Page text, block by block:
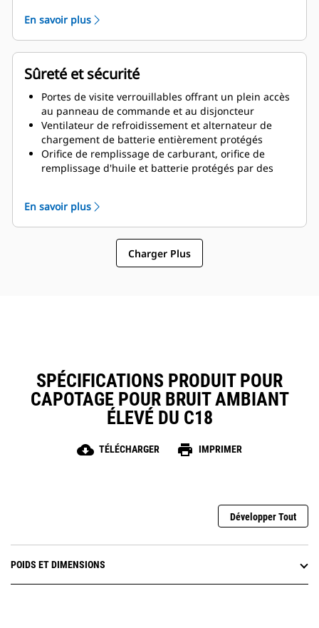
pour maintenir les portes ouvertes avec une
rotation de 135°.
refroidissement acheminées vers l'extérieur
du capotage et robinets de vidange raccordés
Couvercle de l'orifice de remplissage du radiateur
En savoir plus
Sûreté et sécurité
Portes de visite verrouillables offrant un plein accès
au panneau de commande et au disjoncteur
Ventilateur de refroidissement et alternateur de
chargement de batterie entièrement protégés
Orifice de remplissage de carburant, orifice de
remplissage d'huile et batterie protégés par des
Conçu pour le levage du palonnier en toute sécurité
Afficheur du panneau de commande
Zone de tronçons à l'épreuve des rongeurs
En savoir plus
Charger Plus
SPÉCIFICATIONS PRODUIT POUR
CAPOTAGE POUR BRUIT AMBIANT
ÉLEVÉ DU C18
cloud_download TÉLÉCHARGER print IMPRIMER
Développer Tout
POIDS ET DIMENSIONS